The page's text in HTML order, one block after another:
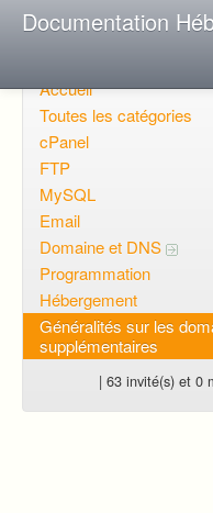
Documentation
Accueil
Toutes les catégories
cPanel
FTP
MySQL
Email
Domaine et DNS
Programmation
Hébergement
Généralités sur les
supplémentaires
| 63 invité(s) et 0